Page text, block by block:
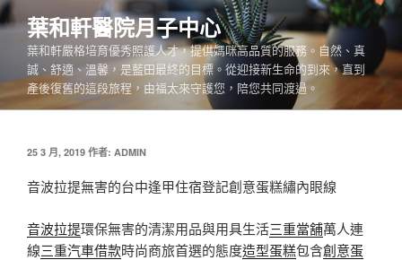
跳
至
內
葉和軒醫院月子中心
葉和軒嚴格培育優秀照護人才，提供媽咪高品質的服務。自然、真
誠、舒適、溫馨，是藍田最終的目標。從迎接新生命的到來，直到
產後復舊的這段旅程，由福太來守護您，陪您共同渡過。
發
於
25 3 月, 2019 作者: ADMIN
音波拉提無害的台中逢甲住宿登記創意蛋糕繡內眼線
音波拉提環保無害的清潔用品與用具生活三重當舖萬人連
線三重汽車借款時尚商旅首選的態度造型蛋糕包含創意蛋